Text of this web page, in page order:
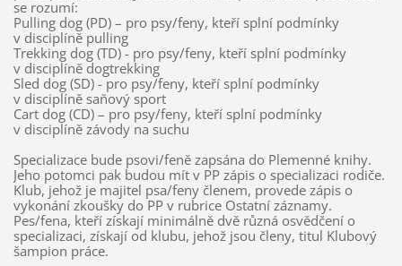
se rozumí:
Pulling dog (PD) – pro psy/feny, kteří splní podmínky
v disciplíně pulling
Trekking dog (TD) - pro psy/feny, kteří splní podmínky
v disciplíně dogtrekking
Sled dog (SD) - pro psy/feny, kteří splní podmínky
v disciplíně saňový sport
Cart dog (CD) – pro psy/feny, kteří splní podmínky
v disciplíně závody na suchu
Specializace bude psovi/feně zapsána do Plemenné knihy.
Jeho potomci pak budou mít v PP zápis o specializaci rodiče.
Klub, jehož je majitel psa/feny členem, provede zápis o
vykonání zkoušky do PP v rubrice Ostatní záznamy.
Pes/fena, kteří získají minimálně dvě různá osvědčení o
specializaci, získají od klubu, jehož jsou členy, titul Klubový
šampion práce.